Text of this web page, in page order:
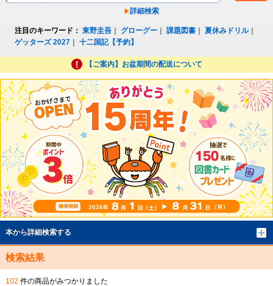
詳細検索
注目のキーワード： 東野圭吾 グローグー ｜課題図書 ｜夏休みドリル｜
ゲッターズ 2027 ｜十二国記【予約】
【ご案内】お盆期間の配送について
本から詳細検索する
検索結果
102 件の商品がみつかりました